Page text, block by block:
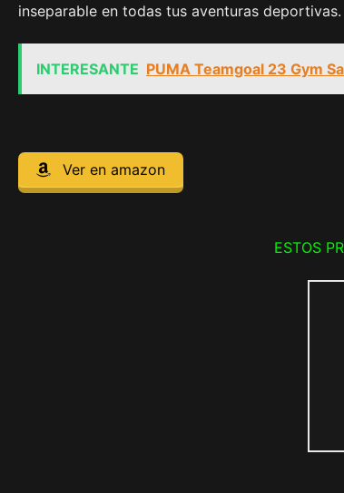
inseparable en todas tus aventuras deportivas.
INTERESANTE PUMA Teamgoal 23 Gym
Ver en amazon
ESTOS